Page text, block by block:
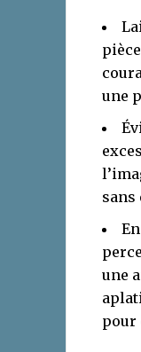
une
sans
une
pour